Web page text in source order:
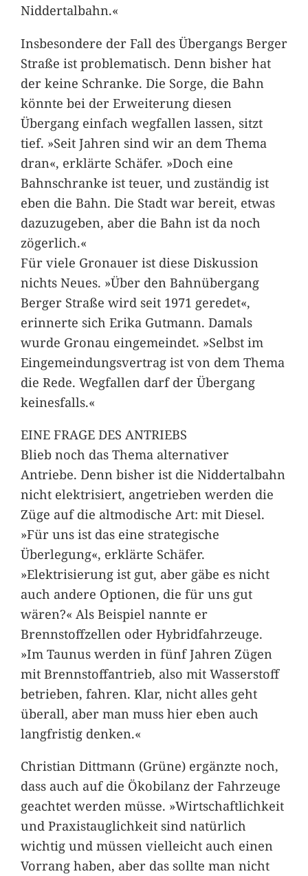
Niddertalbahn.«
Insbesondere der Fall des Übergangs Berger
Straße ist problematisch. Denn bisher hat
der keine Schranke. Die Sorge, die Bahn
könnte bei der Erweiterung diesen
Übergang einfach wegfallen lassen, sitzt
tief. »Seit Jahren sind wir an dem Thema
dran«, erklärte Schäfer. »Doch eine
Bahnschranke ist teuer, und zuständig ist
eben die Bahn. Die Stadt war bereit, etwas
dazuzugeben, aber die Bahn ist da noch
zögerlich.«
Für viele Gronauer ist diese Diskussion
nichts Neues. »Über den Bahnübergang
Berger Straße wird seit 1971 geredet«,
erinnerte sich Erika Gutmann. Damals
wurde Gronau eingemeindet. »Selbst im
Eingemeindungsvertrag ist von dem Thema
die Rede. Wegfallen darf der Übergang
keinesfalls.«
EINE FRAGE DES ANTRIEBS
Blieb noch das Thema alternativer
Antriebe. Denn bisher ist die Niddertalbahn
nicht elektrisiert, angetrieben werden die
Züge auf die altmodische Art: mit Diesel.
»Für uns ist das eine strategische
Überlegung«, erklärte Schäfer.
»Elektrisierung ist gut, aber gäbe es nicht
auch andere Optionen, die für uns gut
wären?« Als Beispiel nannte er
Brennstoffzellen oder Hybridfahrzeuge.
»Im Taunus werden in fünf Jahren Zügen
mit Brennstoffantrieb, also mit Wasserstoff
betrieben, fahren. Klar, nicht alles geht
überall, aber man muss hier eben auch
langfristig denken.«
Christian Dittmann (Grüne) ergänzte noch,
dass auch auf die Ökobilanz der Fahrzeuge
geachtet werden müsse. »Wirtschaftlichkeit
und Praxistauglichkeit sind natürlich
wichtig und müssen vielleicht auch einen
Vorrang haben, aber das sollte man nicht